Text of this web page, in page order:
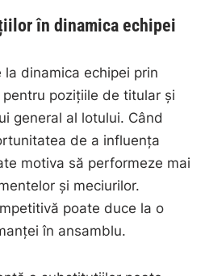
în dinamica echipei
dinamica echipei prin
pozițiile de titular și
general al lotului. Când
de a influența
motiva să performeze mai
și meciurilor.
poate duce la o
în ansamblu.